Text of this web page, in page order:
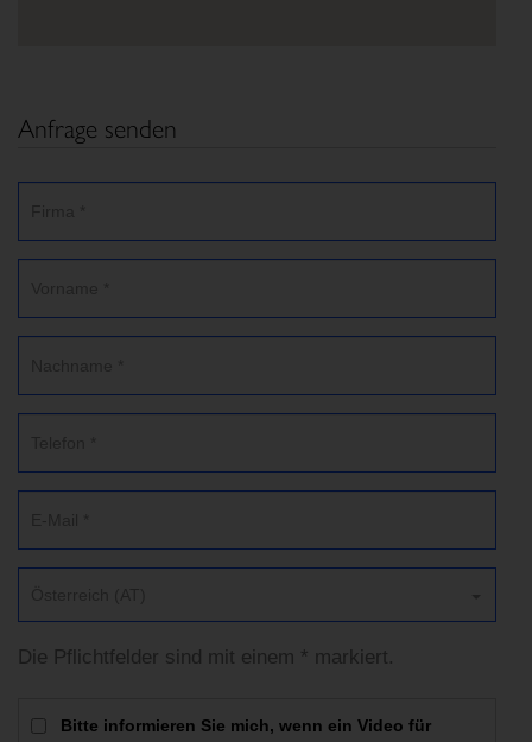
Anfrage senden
Die Pflichtfelder sind mit einem * markiert.
Bitte informieren Sie mich, wenn ein Video für